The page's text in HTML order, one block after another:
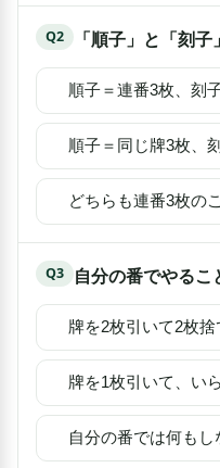
Q2 「順子」と「刻
順子＝連番3枚、刻
順子＝同じ牌3枚、
どちらも連番3枚の
Q3 自分の番でやるこ
牌を2枚引いて2枚捨
牌を1枚引いて、い
自分の番では何もし